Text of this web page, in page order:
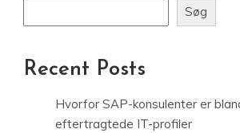
Søg
Recent Posts
Hvorfor SAP-konsulenter er
eftertragtede IT-profiler